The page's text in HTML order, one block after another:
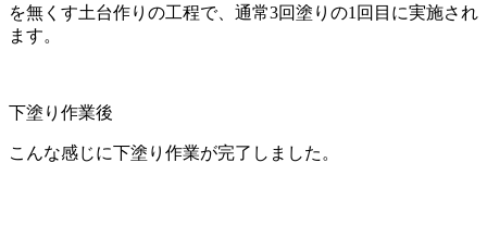
を無くす土台作りの工程で、通常3回塗りの1回目に実施され
ます。
下塗り作業後
こんな感じに下塗り作業が完了しました。